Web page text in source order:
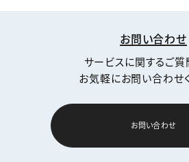
お問い合わせ
サービスに関するご質
お気軽にお問い合わせ
お問い合わせ